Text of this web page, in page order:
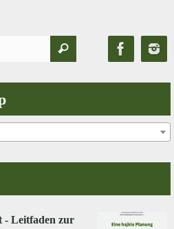
Suchen
- Leitfaden zur